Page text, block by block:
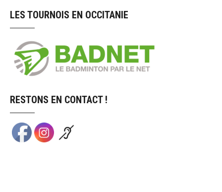
LES TOURNOIS EN OCCITANIE
RESTONS EN CONTACT !